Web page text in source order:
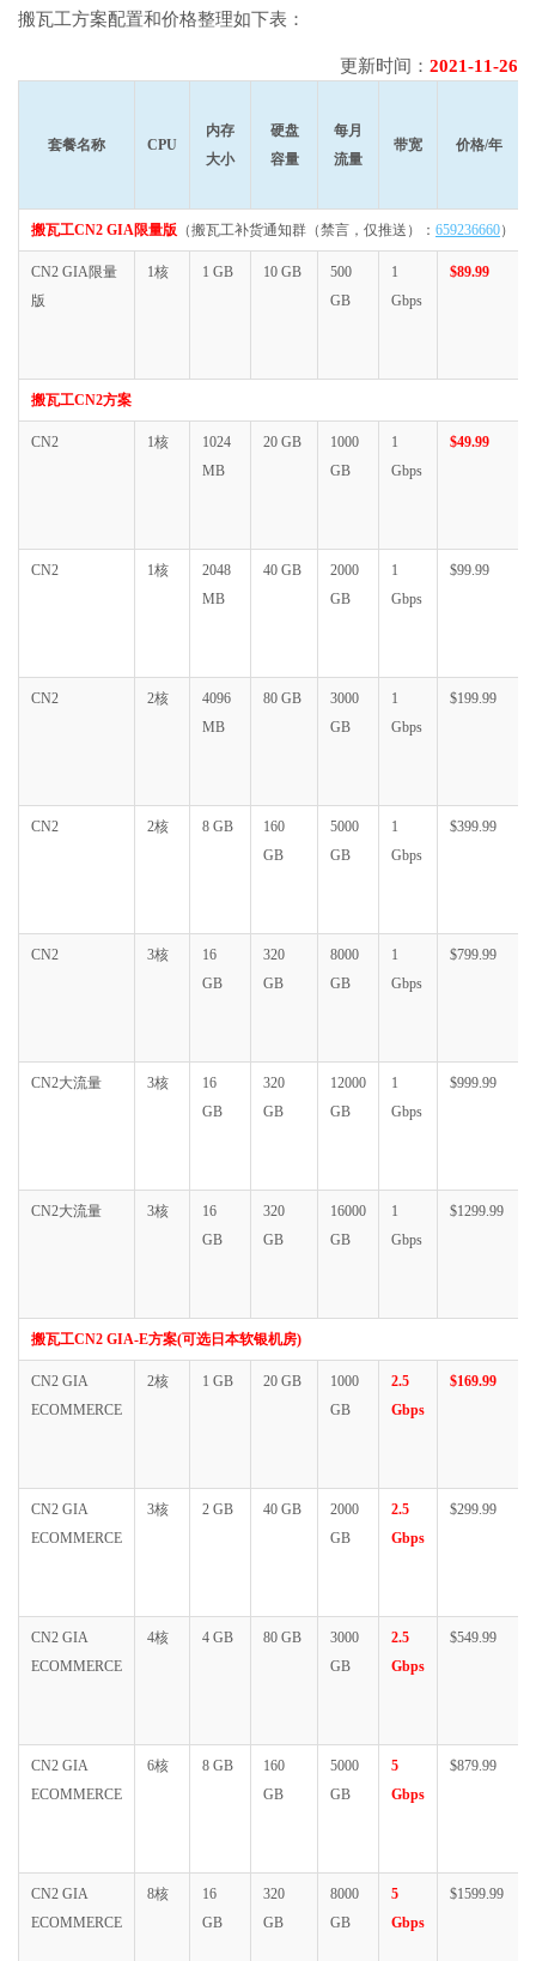
搬瓦工方案配置和价格整理如下表：
更新时间： 2021-11-26
套餐名称 CPU
内存
大小
硬盘
容量
每月
流量
带宽 价格/年
搬瓦工CN2 GIA限量版 （搬瓦工补货通知群（禁言，仅推送）： 659236660）
CN2 GIA限量
版
1核 1 GB 10 GB
500
GB
1
Gbps
$89.99
搬瓦工CN2方案
CN2 1核
1024
MB
20 GB
1000
GB
1
Gbps
$49.99
CN2 1核
2048
MB
40 GB
2000
GB
1
Gbps
$99.99
CN2 2核
4096
MB
80 GB
3000
GB
1
Gbps
$199.99
CN2 2核 8 GB
160
GB
5000
GB
1
Gbps
$399.99
CN2 3核
16
GB
320
GB
8000
GB
1
Gbps
$799.99
CN2大流量 3核
16
GB
320
GB
12000
GB
1
Gbps
$999.99
CN2大流量 3核
16
GB
320
GB
16000
GB
1
Gbps
$1299.99
搬瓦工CN2 GIA-E方案(可选日本软银机房)
CN2 GIA
ECOMMERCE
2核 1 GB 20 GB
1000
GB
2.5
Gbps
$169.99
CN2 GIA
ECOMMERCE
3核 2 GB 40 GB
2000
GB
2.5
Gbps
$299.99
CN2 GIA
ECOMMERCE
4核 4 GB 80 GB
3000
GB
2.5
Gbps
$549.99
CN2 GIA
ECOMMERCE
6核 8 GB
160
GB
5000
GB
5
Gbps
$879.99
CN2 GIA
ECOMMERCE
8核
16
GB
320
GB
8000
GB
5
Gbps
$1599.99